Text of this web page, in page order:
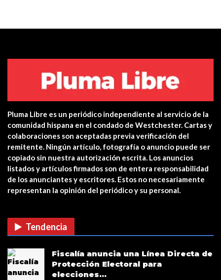
Centro de salud de Ossining
integra una…
Yonkers PD Commissioner
encourages Hispanic…
cuidado a quién…
de su campaña…
Pluma Libre es un periódico independiente al servicio de la
comunidad hispana en el condado de Westchester. Cartas y
colaboraciones son aceptadas previa verificación del
remitente. Ningún artículo, fotografía o anuncio puede ser
copiado sin nuestra autorización escrita. Los anuncios
listados y artículos firmados son de entera responsabilidad
de los anunciantes y escritores. Estos no necesariamente
representan la opinión del periódico y su personal.
Tendencia
Fiscalía anuncia una Línea Directa de
Protección Electoral para
elecciones…